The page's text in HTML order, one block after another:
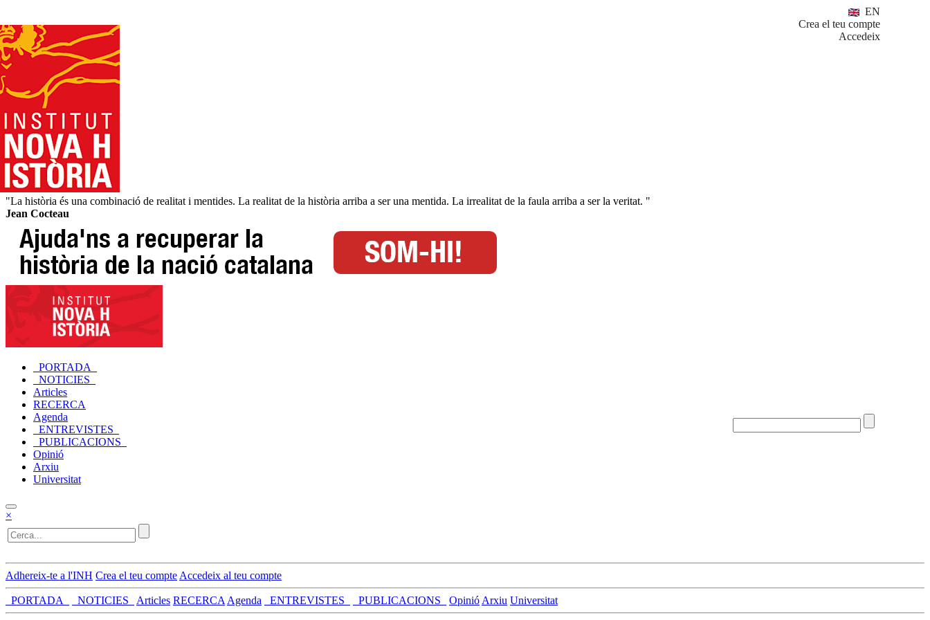
EN
Crea el teu compte
Accedeix
"La història és una combinació de realitat i mentides. La realitat de la història arriba a ser una mentida. La irrealitat de la faula arriba a ser la veritat. "
Jean Cocteau
_PORTADA_
_NOTICIES_
Articles
RECERCA
Agenda
_ENTREVISTES_
_PUBLICACIONS_
Opinió
Arxiu
Universitat
×
Adhereix-te a l'INH Crea el teu compte Accedeix al teu compte
_PORTADA_ _NOTICIES_ Articles RECERCA Agenda _ENTREVISTES_ _PUBLICACIONS_ Opinió Arxiu Universitat